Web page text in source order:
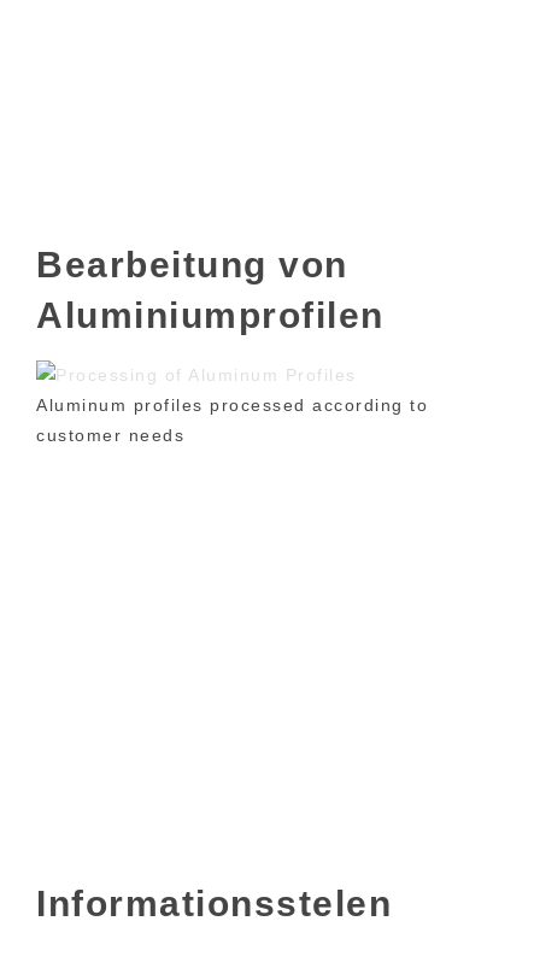
Bearbeitung von
Aluminiumprofilen
Aluminum profiles processed according to
customer needs
Informationsstelen